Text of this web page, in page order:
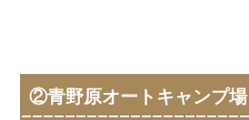
②青野原オートキャンプ場